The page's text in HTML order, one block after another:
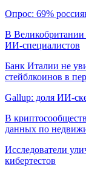
Опрос: 69%
В Великобритании
ИИ-специалистов
Банк Италии не
стейблкоинов в
Gallup: доля ИИ-
В
данных по
Исследователи
кибертестов